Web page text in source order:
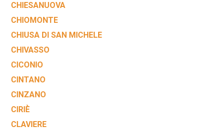
CHIESANUOVA
CHIOMONTE
CHIUSA DI SAN MICHELE
CHIVASSO
CICONIO
CINTANO
CINZANO
CIRIÈ
CLAVIERE